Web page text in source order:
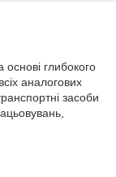
глибокого
аналогових
засоби